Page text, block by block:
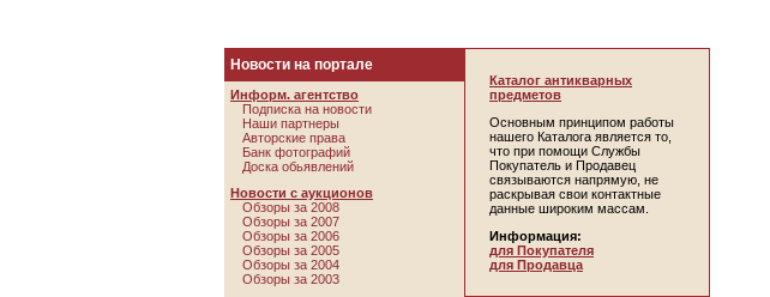
Новости на портале
Информ. агентство
Подписка на новости
Наши партнеры
Авторские права
Банк фотографий
Доска обьявлений
Новости с аукционов
Обзоры за 2008
Обзоры за 2007
Обзоры за 2006
Обзоры за 2005
Обзоры за 2004
Обзоры за 2003
Каталог антикварных
предметов
Основным принципом работы
нашего Каталога является то,
что при помощи Службы
Покупатель и Продавец
связываются напрямую, не
раскрывая свои контактные
данные широким массам.
Информация:
для Покупателя
для Продавца